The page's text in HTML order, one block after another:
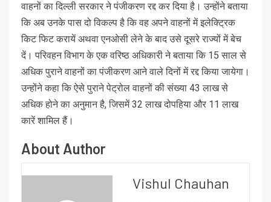
वाहनों का दिल्ली सरकार ने पंजीकरण रद्द कर दिया है। उन्होंने बताया
कि अब उनके पास दो विकल्प है कि वह अपने वाहनों में इलेक्ट्रिक
किट फिट करायें अथवा एनओसी लेने के बाद उसे दूसरे राज्यों में बेच
दें। परिवहन विभाग के एक वरिष्ठ अधिकारी ने बताया कि 15 साल से
अधिक पुराने वाहनों का पंजीकरण आने वाले दिनों में रद्द किया जायेगा।
उन्होंने कहा कि ऐसे पुराने पेट्रोल वाहनों की संख्या 43 लाख से
अधिक होने का अनुमान है, जिसमें 32 लाख दोपहिया और 11 लाख
कारें शामिल हैं।
About Author
Vishul Chauhan